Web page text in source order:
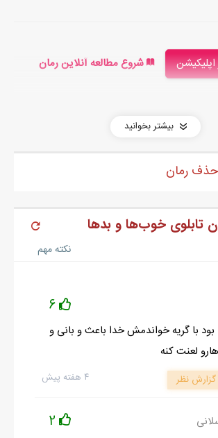
اپلیکیشن شروع مطالعه آنلاین رمان
بیشتر بخوانید
تابلوی خوب‌ها و بدها
نکته مهم
6
بود با گریه خواندمش خدا باعث و بانی و
لعنت کنه
۴ هفته پیش گزارش نظر
2